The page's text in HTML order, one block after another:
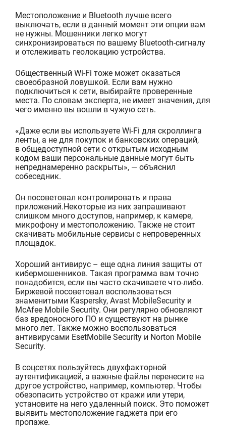
Местоположение и Bluetooth лучше всего
выключать, если в данный момент эти опции вам
не нужны. Мошенники легко могут
синхронизироваться по вашему Bluetooth-сигналу
и отслеживать геолокацию устройства.
Общественный Wi-Fi тоже может оказаться
своеобразной ловушкой. Если вам нужно
подключиться к сети, выбирайте проверенные
места. По словам эксперта, не имеет значения, для
чего именно вы вошли в чужую сеть.
«Даже если вы используете Wi-Fi для скроллинга
ленты, а не для покупок и банковских операций,
в общедоступной сети с открытым исходным
кодом ваши персональные данные могут быть
непреднамеренно раскрыты», — объяснил
собеседник.
Он посоветовал контролировать и права
приложений.Некоторые из них запрашивают
слишком много доступов, например, к камере,
микрофону и местоположению. Также не стоит
скачивать мобильные сервисы с непроверенных
площадок.
Хороший антивирус – еще одна линия защиты от
кибермошенников. Такая программа вам точно
понадобится, если вы часто скачиваете что-либо.
Биржевой посоветовал воспользоваться
знаменитыми Kaspersky, Avast MobileSecurity и
McAfee Mobile Security. Они регулярно обновляют
баз вредоносного ПО и существуют на рынке
много лет. Также можно воспользоваться
антивирусами EsetMobile Security и Norton Mobile
Security.
В соцсетях пользуйтесь двухфакторной
аутентификацией, а важные файлы перенесите на
другое устройство, например, компьютер. Чтобы
обезопасить устройство от кражи или утери,
установите на него удаленный поиск. Это поможет
выявить местоположение гаджета при его
пропаже.